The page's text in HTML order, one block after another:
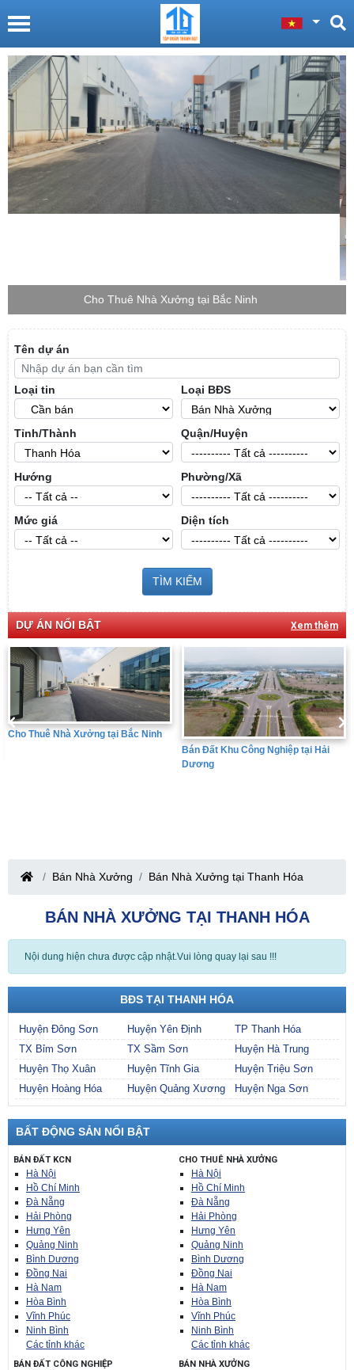
Cho Thuê Nhà Xưởng tại Bắc Giang
Tên dự án
Loại tin Loại BĐS
Tỉnh/Thành Quận/Huyện
Hướng Phường/Xã
Mức giá Diện tích
TÌM KIẾM
DỰ ÁN NỔI BẬT Xem thêm
Bán Đất Khu Công Nghiệp tại Hưng
Yên
Bán Nhà Xưởng Bán Nhà Xưởng tại Thanh Hóa
BÁN NHÀ XƯỞNG TẠI THANH HÓA
Nội dung hiện chưa được cập nhật.Vui lòng quay lại sau !!!
BĐS TẠI THANH HÓA
Huyện Đông Sơn Huyện Yên Định
TP Thanh Hóa
TX Bỉm Sơn
TX Sầm Sơn
Huyện Hà Trung
Huyện Thọ Xuân
Huyện Tĩnh Gia
Huyện Triệu Sơn
Huyện Hoàng Hóa
Huyện Quảng Xương Huyện Nga Sơn
BẤT ĐỘNG SẢN NỔI BẬT
BÁN ĐẤT KCN
Hà Nội
Hồ Chí Minh
Đà Nẵng
Hải Phòng
Hưng Yên
Quảng Ninh
Bình Dương
Đồng Nai
Hà Nam
Hòa Bình
Vĩnh Phúc
Ninh Bình
Các tỉnh khác
CHO THUÊ NHÀ XƯỞNG
Hà Nội
Hồ Chí Minh
Đà Nẵng
Hải Phòng
Hưng Yên
Quảng Ninh
Bình Dương
Đồng Nai
Hà Nam
Hòa Bình
Vĩnh Phúc
Ninh Bình
Các tỉnh khác
BÁN ĐẤT CÔNG NGHIỆP BÁN NHÀ XƯỞNG